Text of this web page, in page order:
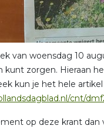
van woensdag 10
kunt zorgen. Hieraan
kun je het hele
cnt/
op deze krant